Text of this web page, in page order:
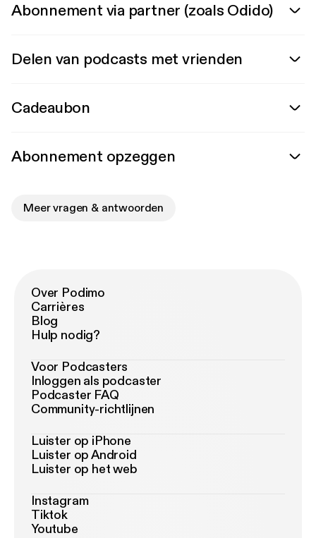
Abonnement via partner (zoals Odido)
Delen van podcasts met vrienden
Cadeaubon
Abonnement opzeggen
Meer vragen & antwoorden
Over Podimo
Carrières
Blog
Hulp nodig?
Voor Podcasters
Inloggen als podcaster
Podcaster FAQ
Community-richtlijnen
Luister op iPhone
Luister op Android
Luister op het web
Instagram
Tiktok
Youtube